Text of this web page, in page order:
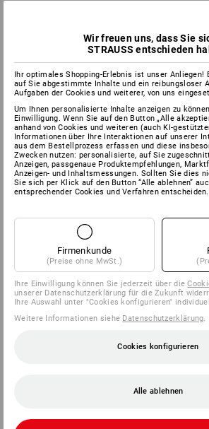
Wir freuen uns, dass Sie
STRAUSS entschieden
Ihr optimales Shopping-Erlebnis ist unser Anliegen!
auf Sie abgestimmte Inhalte und ein reibungsloser
Aufgaben der Cookies und weiterer, von uns
Um Ihnen personalisierte Inhalte anzeigen zu
Einwilligung. Wenn Sie auf den Button „Alle
anhand von Cookies und weiteren (auch KI-
Informationen über Ihre Interaktionen auf unserer
aus dem Bestellprozess erfassen und diese
Zwecken nutzen: personalisierte, auf Sie
Anzeigen, passgenaue Produktempfehlungen,
Anzeigen- und Inhaltsmessungen. Sollten Sie dies
Sie sich per Klick auf den Button “Alle ablehnen”
entsprechender Cookies und Verfahren entscheiden.
Firmenkunde
(Preise ohne MwSt.)
Ihre Einwilligung können Sie jederzeit über die
unserer Datenschutzerklärung für die Zukunft
Ihre Auswahl unter "Cookies konfigurieren"
Weitere Informationen siehe Datenschutzerklärung.
Cookies konfigurieren
Alle ablehnen